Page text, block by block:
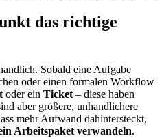
das richtige
Sobald eine Aufgabe
oder einen formalen Workflow
oder ein Ticket – diese haben
aber größere, unhandlichere
mehr Aufwand dahintersteckt,
Arbeitspaket verwandeln.